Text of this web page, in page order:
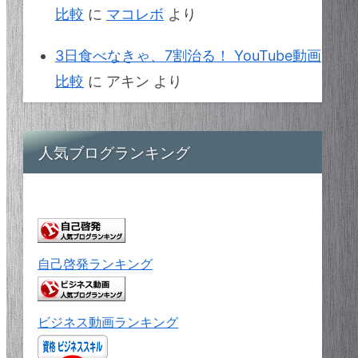
比較 に マコレボ より
3日食べなきゃ、7割治る！ YouTube動画
比較 に アキン より
人気ブログランキング
自己啓発ランキング
ビジネス動画ランキング